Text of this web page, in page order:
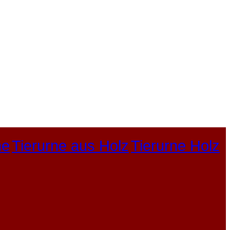
Tierurne aus HolzTierurne Holz